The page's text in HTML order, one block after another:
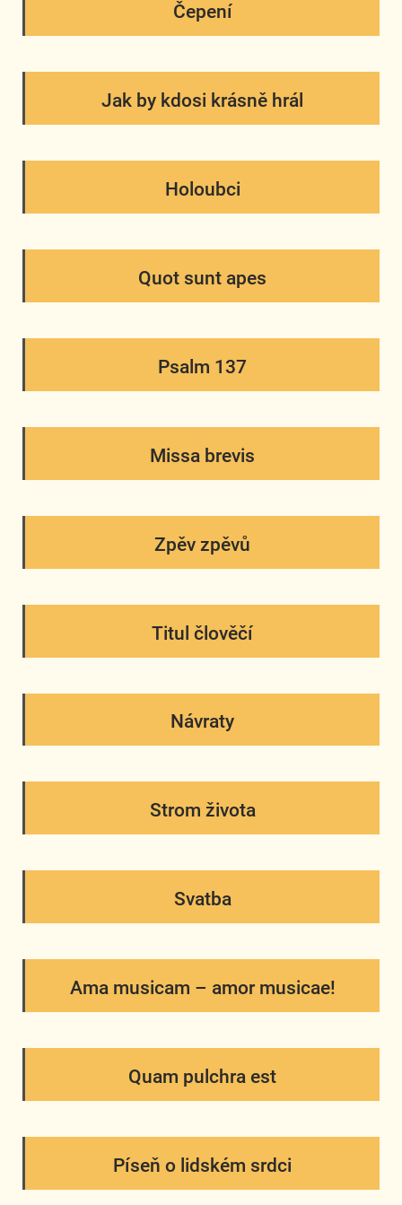
Čepení
Jak by kdosi krásně hrál
Holoubci
Quot sunt apes
Psalm 137
Missa brevis
Zpěv zpěvů
Titul člověčí
Návraty
Strom života
Svatba
Ama musicam – amor musicae!
Quam pulchra est
Píseň o lidském srdci